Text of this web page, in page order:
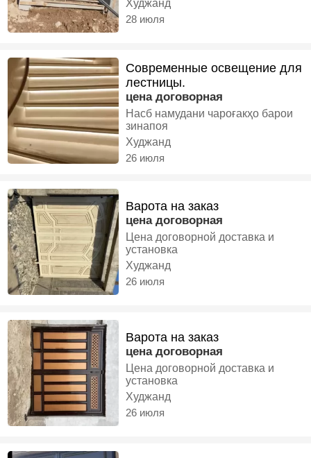
сифати баланд
Худжанд
28 июля
Современные освещение для
лестницы.
цена договорная
Насб намудани чароғакҳо барои
зинапоя
Худжанд
26 июля
Варота на заказ
цена договорная
Цена договорной доставка и
установка
Худжанд
26 июля
Варота на заказ
цена договорная
Цена договорной доставка и
установка
Худжанд
26 июля